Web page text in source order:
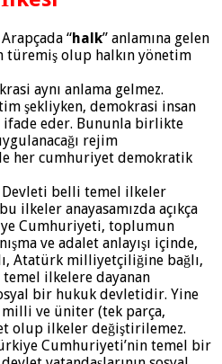
“halk” anlamına gelen
türemiş olup halkın yönetim
aynı anlama gelmez.
şekliyken, demokrasi insan
eder. Bununla birlikte
rejim
her cumhuriyet demokratik
belli temel ilkeler
ilkeler anayasamızda açıkça
Cumhuriyeti, toplumun
ve adalet anlayışı içinde,
Atatürk milliyetçiliğine bağlı,
ilkelere dayanan
bir hukuk devletidir. Yine
ve üniter (tek parça,
olup ilkeler değiştirilemez.
Cumhuriyeti’nin temel bir